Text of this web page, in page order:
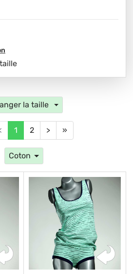
la taille
1 2 > »
Coton